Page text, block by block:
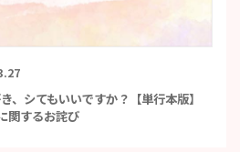
、シてもいいですか？【単行本版】
関するお詫び